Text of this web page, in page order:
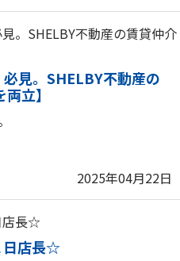
必見。SHELBY不動産の
立】
2025年04月22日
日店長☆